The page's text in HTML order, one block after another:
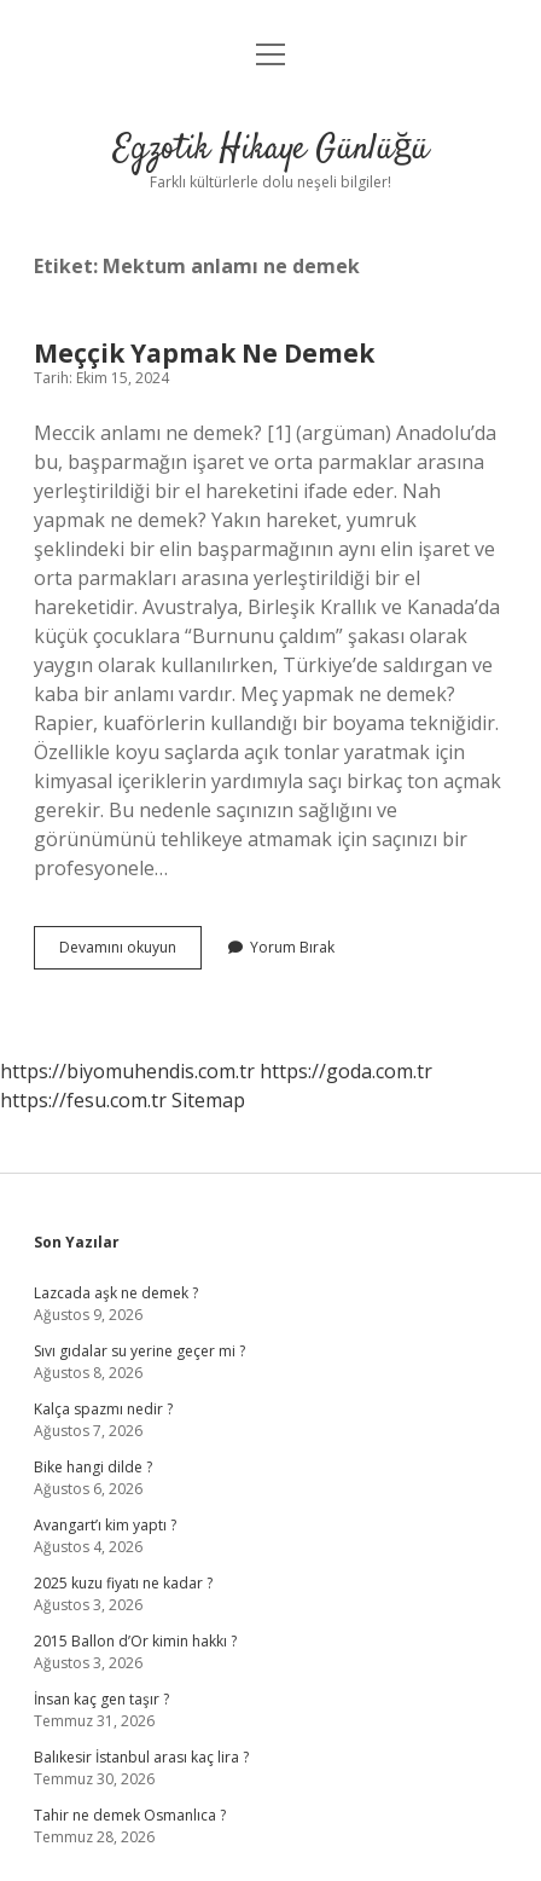
Anasayfa
Yasal Uyarı
menüyü
Egzotik Hikaye Günlüğü
Farklı kültürlerle dolu neşeli bilgiler!
Etiket: Mektum anlamı ne demek
Meççik Yapmak Ne Demek
Tarih: Ekim 15, 2024
Meccik anlamı ne demek? [1] (argüman) Anadolu’da
bu, başparmağın işaret ve orta parmaklar arasına
yerleştirildiği bir el hareketini ifade eder. Nah
yapmak ne demek? Yakın hareket, yumruk
şeklindeki bir elin başparmağının aynı elin işaret ve
orta parmakları arasına yerleştirildiği bir el
hareketidir. Avustralya, Birleşik Krallık ve Kanada’da
küçük çocuklara “Burnunu çaldım” şakası olarak
yaygın olarak kullanılırken, Türkiye’de saldırgan ve
kaba bir anlamı vardır. Meç yapmak ne demek?
Rapier, kuaförlerin kullandığı bir boyama tekniğidir.
Özellikle koyu saçlarda açık tonlar yaratmak için
kimyasal içeriklerin yardımıyla saçı birkaç ton açmak
gerekir. Bu nedenle saçınızın sağlığını ve
görünümünü tehlikeye atmamak için saçınızı bir
profesyonele…
Devamını okuyun
Yapmak
Yorum Bırak
https://biyomuhendis.com.tr https://goda.com.tr
https://fesu.com.trSitemap
Sidebar
Son Yazılar
Lazcada aşk ne demek ?
Ağustos 9, 2026
Sıvı gıdalar su yerine geçer mi ?
Ağustos 8, 2026
Kalça spazmı nedir ?
Ağustos 7, 2026
Bike hangi dilde ?
Ağustos 6, 2026
Avangart’ı kim yaptı ?
Ağustos 4, 2026
2025 kuzu fiyatı ne kadar ?
Ağustos 3, 2026
2015 Ballon d’Or kimin hakkı ?
Ağustos 3, 2026
İnsan kaç gen taşır ?
Temmuz 31, 2026
Balıkesir İstanbul arası kaç lira ?
Temmuz 30, 2026
Tahir ne demek Osmanlıca ?
Temmuz 28, 2026